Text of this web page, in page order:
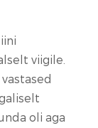
viigile.
oli aga